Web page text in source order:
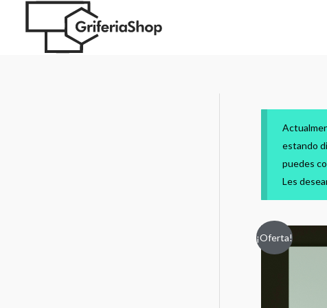
estando
puedes
Les
¡Oferta!